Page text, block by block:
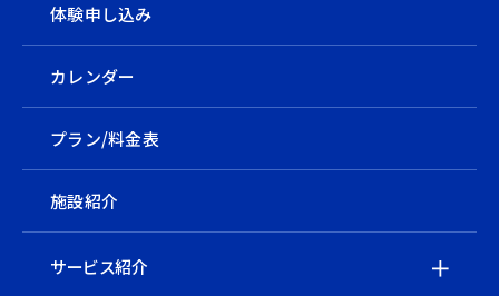
体験申し込み
カレンダー
プラン/料金表
施設紹介
サービス紹介